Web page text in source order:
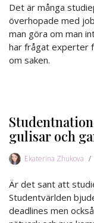
Det är många
överhopade med
man göra om man
har frågat experter
om saken.
gulisar och
Ekaterina Zhukova
Är det sant att
Studentvärlden
deadlines men